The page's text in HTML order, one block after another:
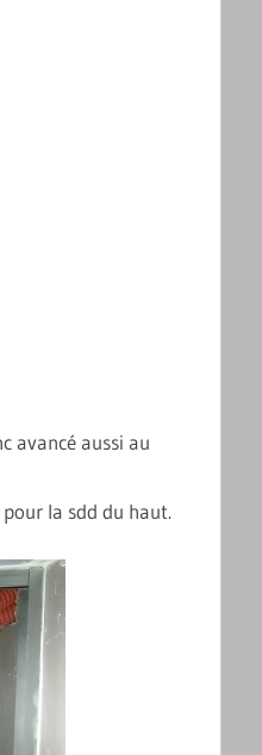
avancé aussi au
la sdd du haut.